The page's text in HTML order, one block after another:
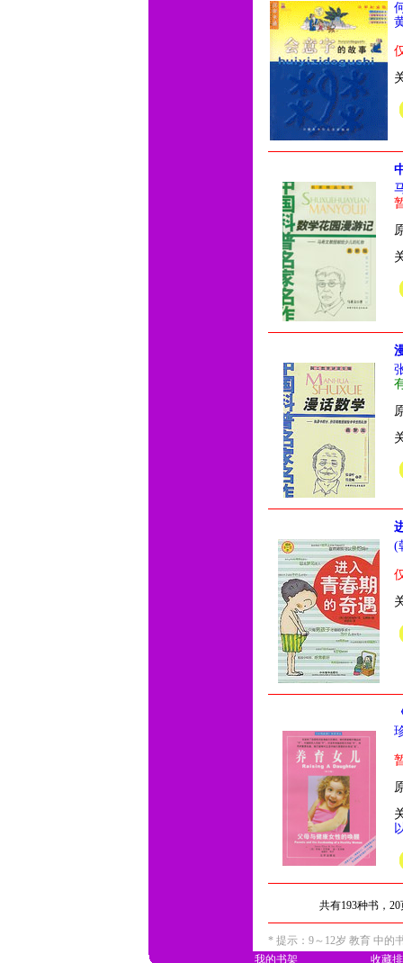
(
共有193种书，
* 提示：9～12岁 教育 中的
我的书架
收藏